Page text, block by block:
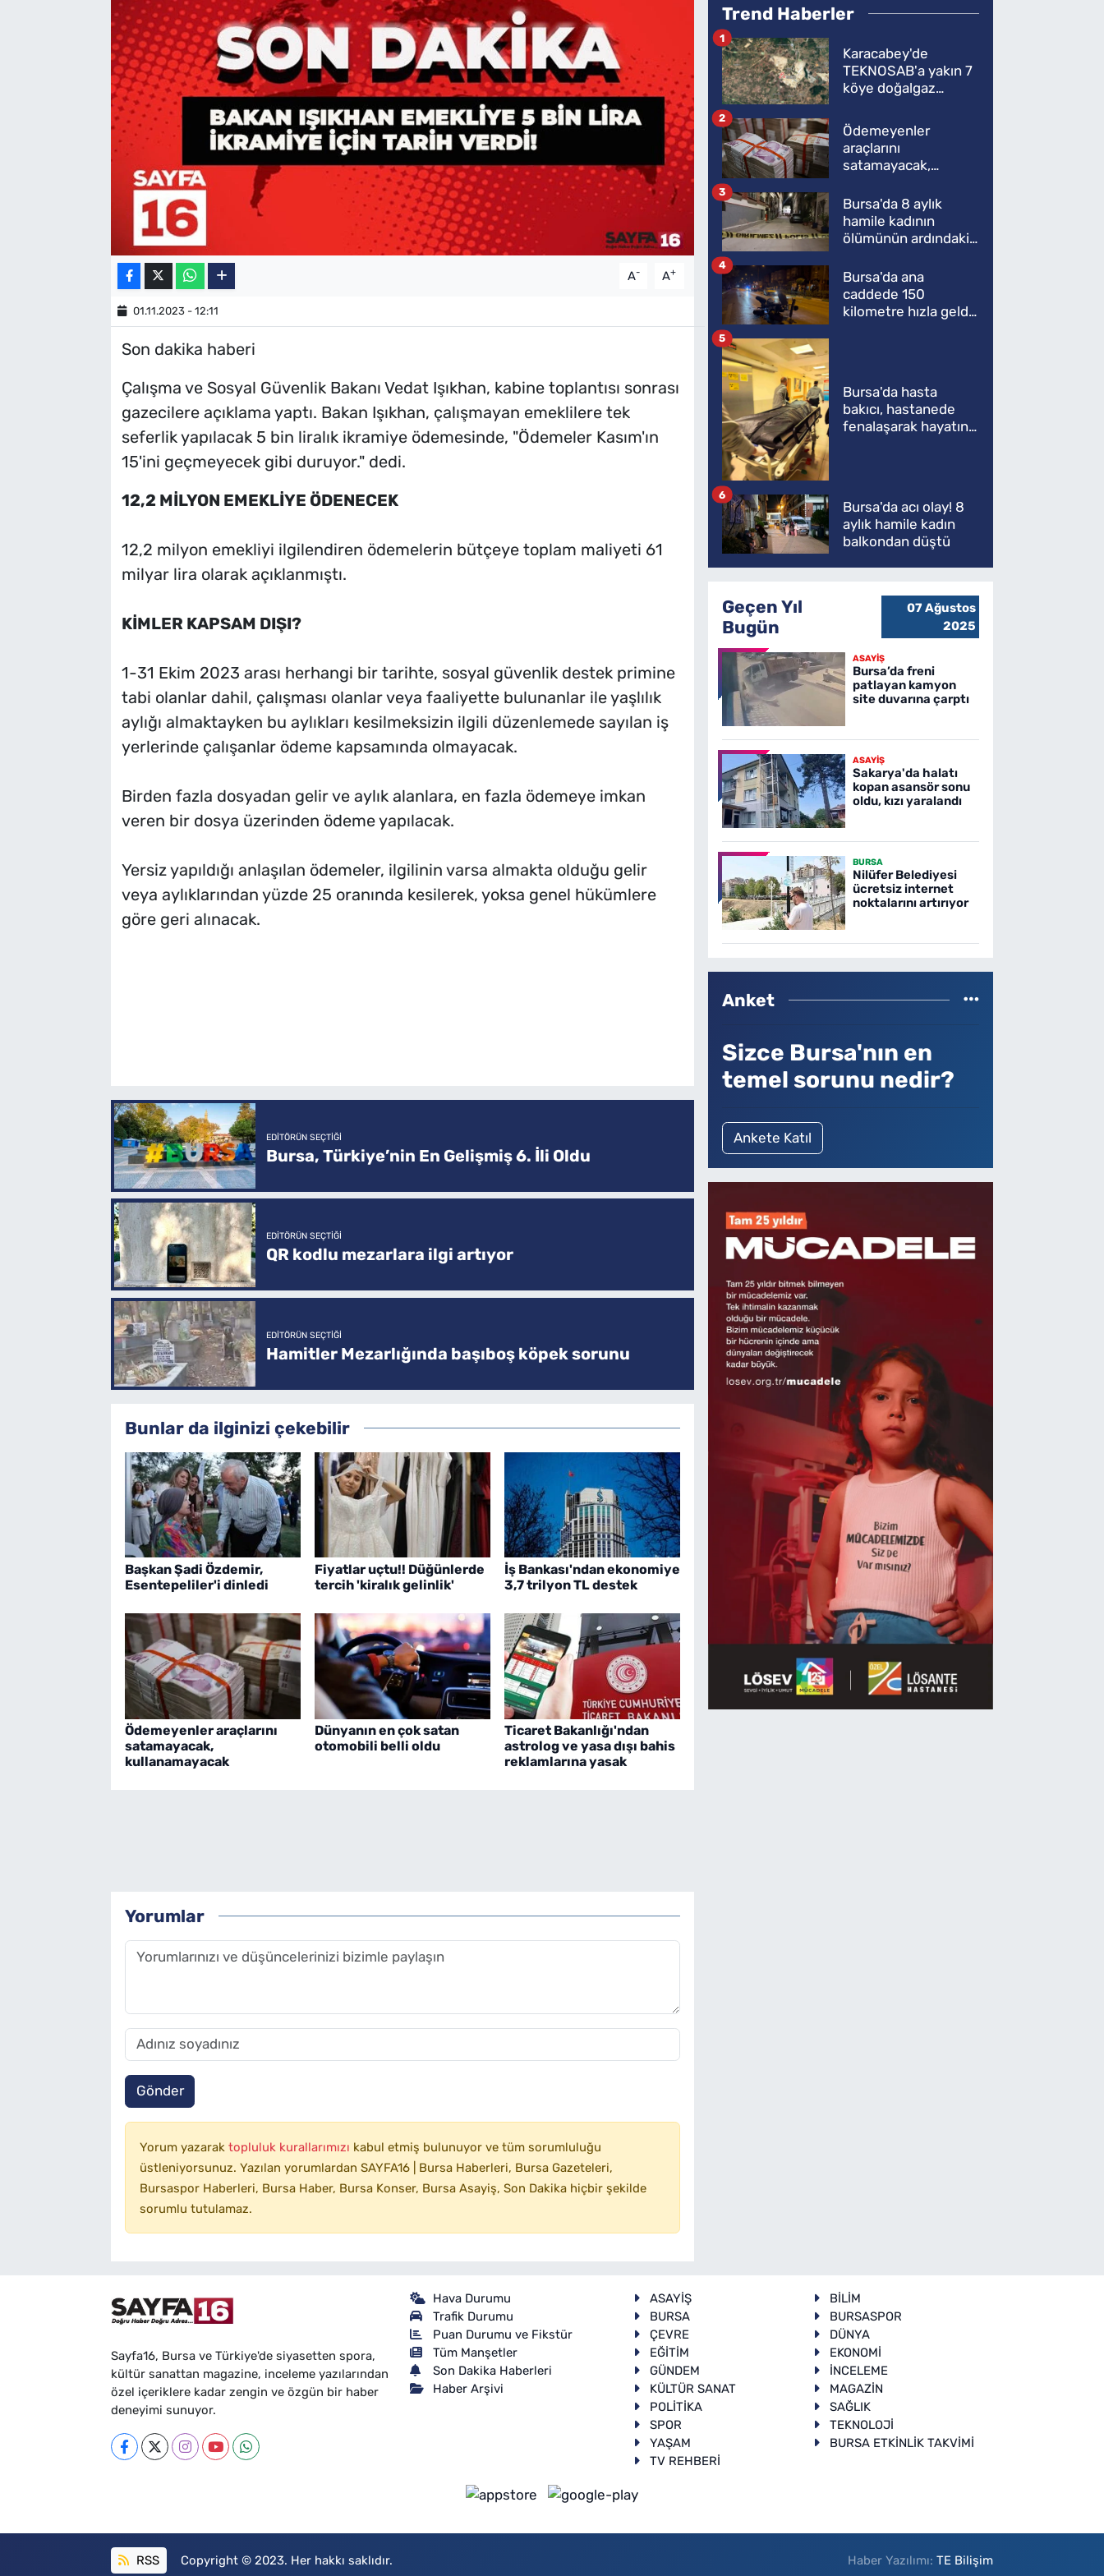
A- A+
01.11.2023 - 12:11
Son dakika haberi
Çalışma ve Sosyal Güvenlik Bakanı Vedat Işıkhan, kabine toplantısı sonrası
gazecilere açıklama yaptı. Bakan Işıkhan, çalışmayan emeklilere tek
seferlik yapılacak 5 bin liralık ikramiye ödemesinde, "Ödemeler Kasım'ın
15'ini geçmeyecek gibi duruyor." dedi.
12,2 MİLYON EMEKLİYE ÖDENECEK
12,2 milyon emekliyi ilgilendiren ödemelerin bütçeye toplam maliyeti 61
milyar lira olarak açıklanmıştı.
KİMLER KAPSAM DIŞI?
1-31 Ekim 2023 arası herhangi bir tarihte, sosyal güvenlik destek primine
tabi olanlar dahil, çalışması olanlar veya faaliyette bulunanlar ile yaşlılık
aylığı almaktayken bu aylıkları kesilmeksizin ilgili düzenlemede sayılan iş
yerlerinde çalışanlar ödeme kapsamında olmayacak.
Birden fazla dosyadan gelir ve aylık alanlara, en fazla ödemeye imkan
veren bir dosya üzerinden ödeme yapılacak.
Yersiz yapıldığı anlaşılan ödemeler, ilgilinin varsa almakta olduğu gelir
veya aylıklarından yüzde 25 oranında kesilerek, yoksa genel hükümlere
göre geri alınacak.
EDITÖRÜN SEÇTIĞI
Bursa, Türkiye’nin En Gelişmiş 6. İli Oldu
EDITÖRÜN SEÇTIĞI
QR kodlu mezarlara ilgi artıyor
EDITÖRÜN SEÇTIĞI
Hamitler Mezarlığında başıboş köpek sorunu
Bunlar da ilginizi çekebilir
Başkan Şadi Özdemir,
Esentepeliler'i dinledi
Fiyatlar uçtu!! Düğünlerde
tercih 'kiralık gelinlik'
İş Bankası'ndan ekonomiye
3,7 trilyon TL destek
Ödemeyenler araçlarını
satamayacak,
kullanamayacak
Dünyanın en çok satan
otomobili belli oldu
Ticaret Bakanlığı'ndan
astrolog ve yasa dışı bahis
reklamlarına yasak
Yorumlar
Gönder
Yorum yazarak topluluk kurallarımızı kabul etmiş bulunuyor ve tüm sorumluluğu
üstleniyorsunuz. Yazılan yorumlardan SAYFA16 | Bursa Haberleri, Bursa Gazeteleri,
Bursaspor Haberleri, Bursa Haber, Bursa Konser, Bursa Asayiş, Son Dakika hiçbir şekilde
sorumlu tutulamaz.
Trend Haberler
Karacabey'de
TEKNOSAB'a yakın 7
köye doğalgaz
1
Ödemeyenler
araçlarını
satamayacak,
2
Bursa'da 8 aylık
hamile kadının
ölümünün ardındaki
3
Bursa'da ana
caddede 150
kilometre hızla geldi,
4
Bursa'da hasta
bakıcı, hastanede
fenalaşarak hayatını
5
Bursa'da acı olay! 8
aylık hamile kadın
balkondan düştü
6
Geçen Yıl
Bugün
07 Ağustos
2025
ASAYİŞ
Bursa’da freni
patlayan kamyon
site duvarına çarptı
ASAYİŞ
Sakarya'da halatı
kopan asansör sonu
oldu, kızı yaralandı
BURSA
Nilüfer Belediyesi
ücretsiz internet
noktalarını artırıyor
Anket
Sizce Bursa'nın en
temel sorunu nedir?
Ankete Katıl
Sayfa16, Bursa ve Türkiye'de siyasetten spora,
kültür sanattan magazine, inceleme yazılarından
özel içeriklere kadar zengin ve özgün bir haber
deneyimi sunuyor.
Hava Durumu
Trafik Durumu
Puan Durumu ve Fikstür
Tüm Manşetler
Son Dakika Haberleri
Haber Arşivi
ASAYİŞ
BİLİM
BURSA
BURSASPOR
ÇEVRE
DÜNYA
EĞİTİM
EKONOMİ
GÜNDEM
İNCELEME
KÜLTÜR SANAT
MAGAZİN
POLİTİKA
SAĞLIK
SPOR
TEKNOLOJİ
YAŞAM
BURSA ETKİNLİK TAKVİMİ
TV REHBERİ
RSS Copyright © 2023. Her hakkı saklıdır. Haber Yazılımı:TE Bilişim
TV REHBERİ